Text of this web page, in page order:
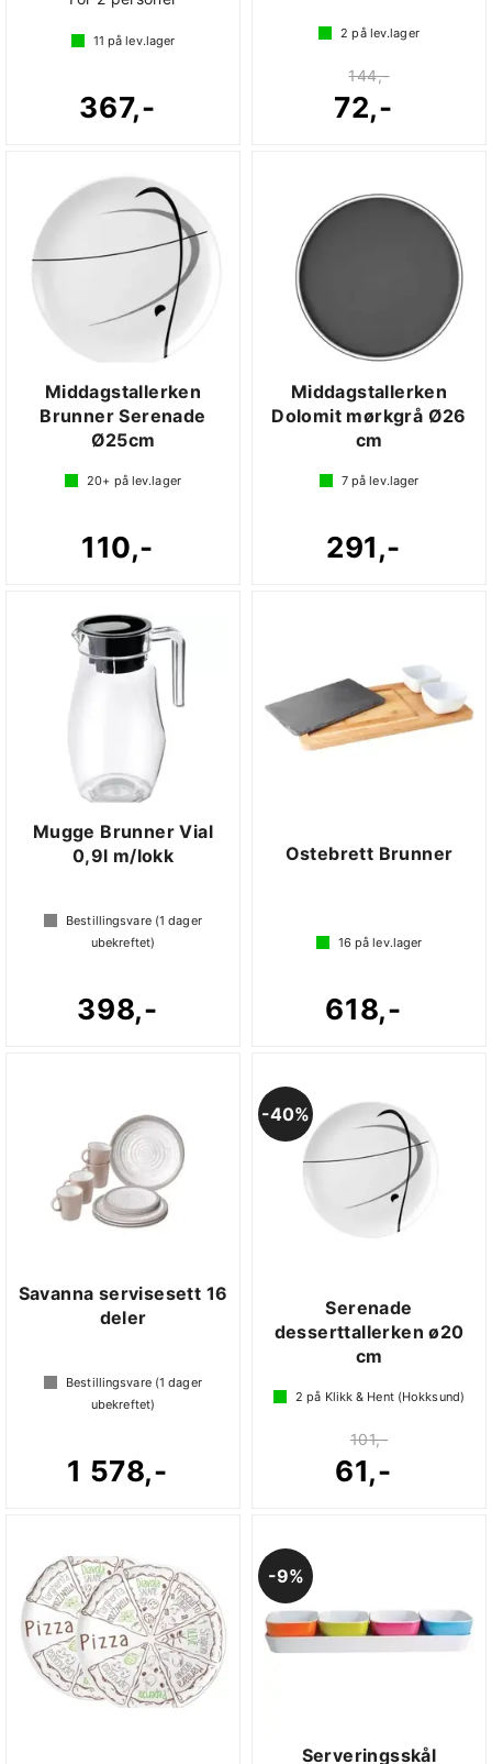
11 på lev.lager
367,-
2 på lev.lager
144,-
72,-
Middagstallerken
Brunner Serenade
Ø25cm
20+ på lev.lager
110,-
Middagstallerken
Dolomit mørkgrå Ø26
cm
7på lev.lager
291,-
Mugge Brunner Vial
0,9l m/lokk
Bestillingsvare (1 dager
ubekreftet)
398,-
Ostebrett Brunner
16på lev.lager
618,-
Savanna servisesett 16
deler
Bestillingsvare (1 dager
ubekreftet)
1 578,-
40%
Serenade
desserttallerken ø20
cm
2 på Klikk & Hent (Hokksund)
101,-
61,-
9%
Serveringsskål